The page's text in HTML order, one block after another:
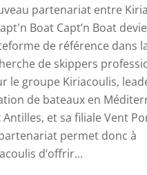
partenariat entre
Boat Capt’n Boat
de référence dans
de skippers
le groupe Kiriacoulis,
de bateaux en
Antilles, et sa filiale Vent
permet donc à
d’offrir...